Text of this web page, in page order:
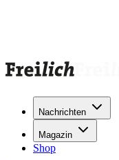
Nachrichten
Magazin
Shop